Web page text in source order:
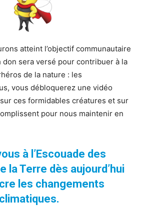
atteint l’objectif communautaire
don sera versé pour contribuer à la
de la nature : les
vous débloquerez une vidéo
ces formidables créatures et sur
pour nous maintenir en
à l’Escouade des
la Terre dès aujourd’hui
les changements
climatiques.